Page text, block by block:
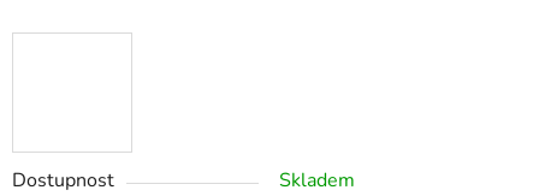
Dostupnost Skladem